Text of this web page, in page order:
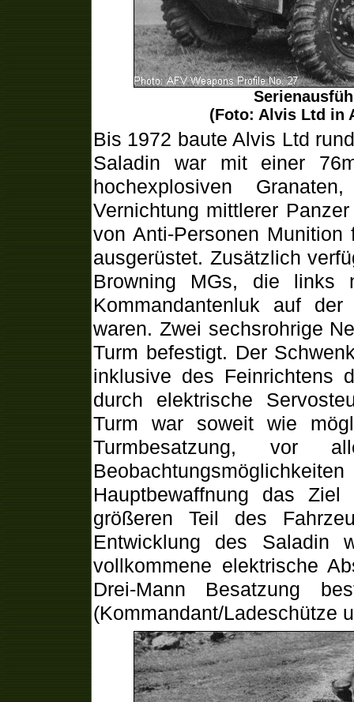
(Foto: Alvis Ltd in
Bis 1972 baute Alvis Ltd
Saladin war mit einer
hochexplosiven
Vernichtung mittlerer
von Anti-Personen Munition
ausgerüstet. Zusätzlich
Browning MGs, die links
Kommandantenluk auf
waren. Zwei sechsrohrige
Turm befestigt. Der
inklusive des Feinrichtens
durch elektrische
Turm war soweit wie
Turmbesatzung, vor
Hauptbewaffnung das
größeren Teil des
Entwicklung des Saladin
vollkommene elektrische
Drei-Mann Besatzung
(Kommandant/Ladeschütze